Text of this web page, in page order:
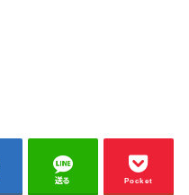
送る Pocket